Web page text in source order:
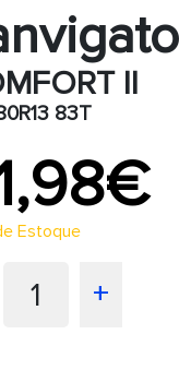
II
83T
Estoque
1 +